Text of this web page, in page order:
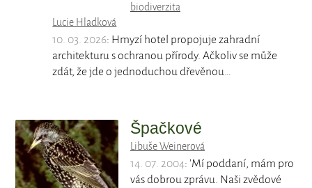
biodiverzita
Lucie Hladková
10. 03. 2026: Hmyzí hotel propojuje zahradní
architekturu s ochranou přírody. Ačkoliv se může
zdát, že jde o jednoduchou dřevěnou…
Špačkové
Libuše Weinerová
14. 07. 2004: 'Mí poddaní, mám pro
vás dobrou zprávu. Naši zvědové